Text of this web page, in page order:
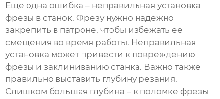
Еще одна ошибка – неправильная установка
фрезы в станок. Фрезу нужно надежно
закрепить в патроне, чтобы избежать ее
смещения во время работы. Неправильная
установка может привести к повреждению
фрезы и заклиниванию станка. Важно также
правильно выставить глубину резания.
Слишком большая глубина – к поломке фрезы